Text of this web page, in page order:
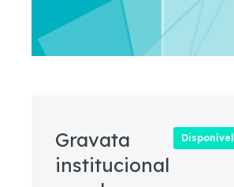
Gravata
institucional
Disponível